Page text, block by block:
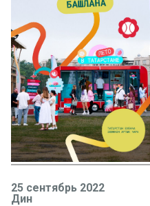
25 сентябрь 2022
Дин